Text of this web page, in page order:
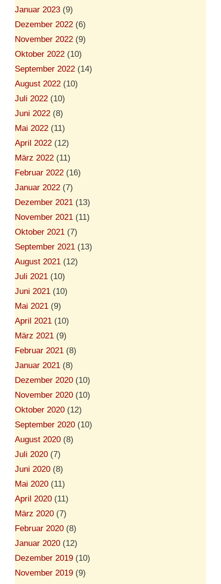
Januar 2023 (9)
Dezember 2022 (6)
November 2022 (9)
Oktober 2022 (10)
September 2022 (14)
August 2022 (10)
Juli 2022 (10)
Juni 2022 (8)
Mai 2022 (11)
April 2022 (12)
März 2022 (11)
Februar 2022 (16)
Januar 2022 (7)
Dezember 2021 (13)
November 2021 (11)
Oktober 2021 (7)
September 2021 (13)
August 2021 (12)
Juli 2021 (10)
Juni 2021 (10)
Mai 2021 (9)
April 2021 (10)
März 2021 (9)
Februar 2021 (8)
Januar 2021 (8)
Dezember 2020 (10)
November 2020 (10)
Oktober 2020 (12)
September 2020 (10)
August 2020 (8)
Juli 2020 (7)
Juni 2020 (8)
Mai 2020 (11)
April 2020 (11)
März 2020 (7)
Februar 2020 (8)
Januar 2020 (12)
Dezember 2019 (10)
November 2019 (9)